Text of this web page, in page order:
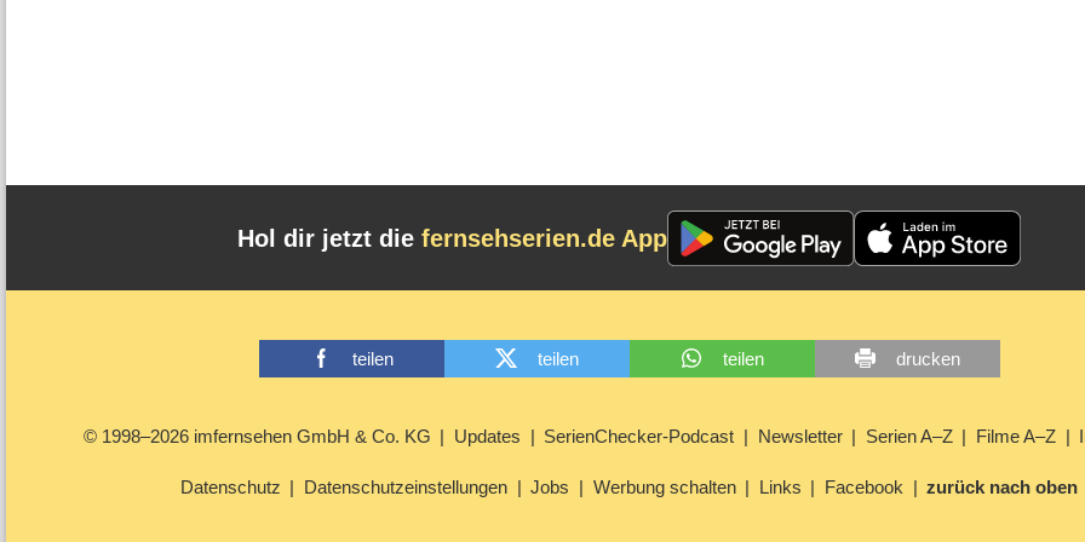
Hol dir jetzt die fernsehserien.de App
teilen teilen teilen drucken
© 1998–2026 imfernsehen GmbH & Co. KG Updates SerienChecker-Podcast Newsletter Serien A–Z Filme A–Z
Datenschutz Datenschutzeinstellungen Jobs Werbung schalten Links Facebook zurück nach oben